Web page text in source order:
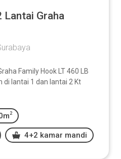
Lantai Graha
Family Hook LT 460 LB
di lantai 1 dan lantai 2 Kt
2
4+2 kamar mandi